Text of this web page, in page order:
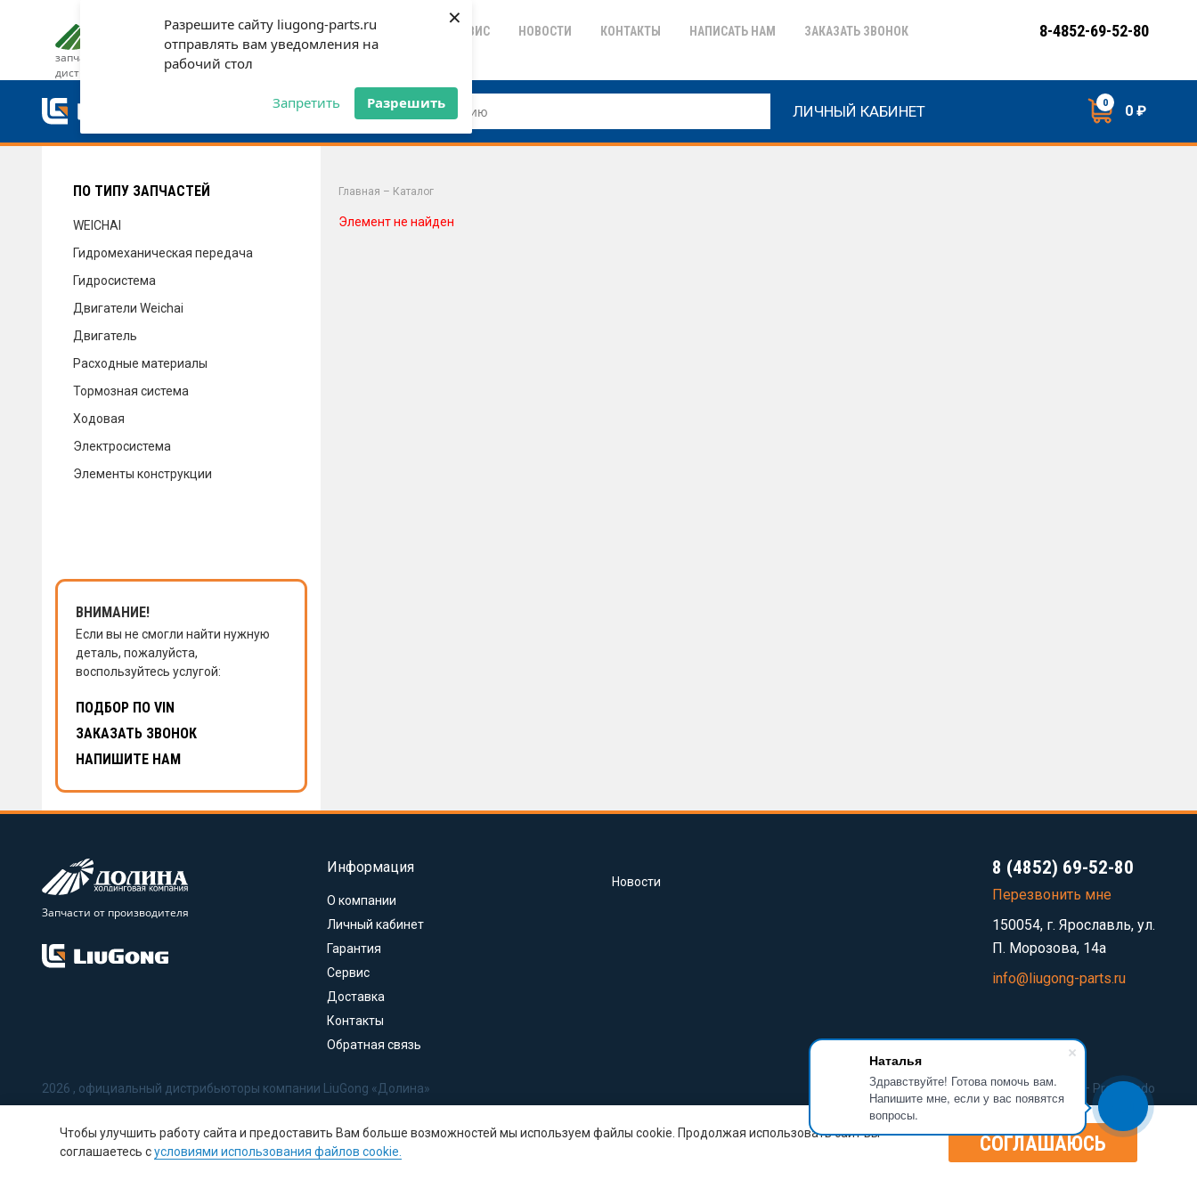
Разрешите сайту liugong-parts.ru
отправлять вам уведомления на
рабочий стол
Запретить Разрешить
×
Наталья
Здравствуйте! Готова помочь вам.
Напишите мне, если у вас появятся
вопросы.
запчасти от официального
дистрибьютора
ДОСТАВКА И ОПЛАТА ГАРАНТИЯ СЕРВИС НОВОСТИ КОНТАКТЫ НАПИСАТЬ НАМ ЗАКАЗАТЬ ЗВОНОК
ДОСТАВКА И ОПЛАТА
СЕРВИС
ЗАКАЗАТЬ ЗВОНОК
8-4852-69-52-80
ЛИЧНЫЙ КАБИНЕТ 0 0 ₽
ПО ТИПУ ЗАПЧАСТЕЙ
WEICHAI
Гидромеханическая передача
Гидросистема
Двигатели Weichai
Двигатель
Расходные материалы
Тормозная система
Ходовая
Электросистема
Элементы конструкции
ВНИМАНИЕ!
Если вы не смогли найти нужную
деталь, пожалуйста,
воспользуйтесь услугой:
ПОДБОР ПО VIN
ЗАКАЗАТЬ ЗВОНОК
НАПИШИТЕ НАМ
Главная – Каталог
Элемент не найден
Запчасти от производителя
Информация
О компании
Личный кабинет
Гарантия
Сервис
Доставка
Контакты
Обратная связь
Новости
8 (4852) 69-52-80
Перезвонить мне
150054, г. Ярославль, ул.
П. Морозова, 14а
info@liugong-parts.ru
2026 , официальный дистрибьюторы компании LiuGong «Долина»
Политика в отношении обработки персональных данных
Соглашение на обработку персональных данных
Политика использования Cookie-файлов
Разработка сайта — Prominado
Чтобы улучшить работу сайта и предоставить Вам больше возможностей мы используем файлы cookie. Продолжая использовать сайт вы
соглашаетесь сусловиями использования файлов cookie. СОГЛАШАЮСЬ